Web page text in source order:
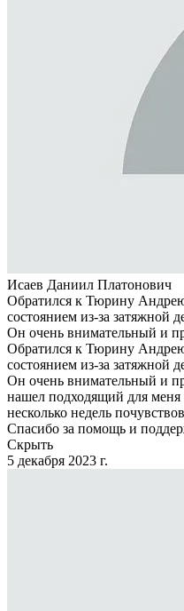
Исаев Даниил Платонович
Обратился к Тюрину
состоянием из-за затяжной
Он очень внимательный и
Обратился к Тюрину
состоянием из-за затяжной
Он очень внимательный и
нашел подходящий для меня
несколько недель
Спасибо за помощь и
Скрыть
5 декабря 2023 г.